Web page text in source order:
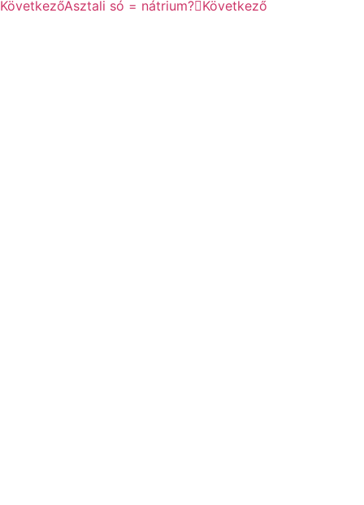
KövetkezőAsztali só = nátrium? Következő